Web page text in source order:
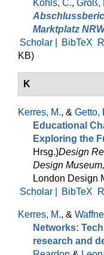
Kohls, C., Groß,
Marktplatz
Scholar |
BibTeX
KB)
K
Kerres, M., & Getto,
Educational
Exploring the
Hrsg.)Design
Design
London Design
Scholar |
BibTeX
Kerres, M., &
Networks:
research and